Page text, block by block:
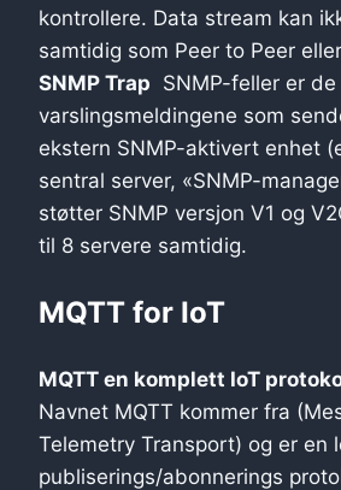
kontrollere. Data stream kan
samtidig som Peer to Peer
SNMP Trap SNMP-feller er
varslingsmeldingene som
ekstern SNMP-aktivert enhet
sentral server, «SNMP-
støtter SNMP versjon V1 og
til 8 servere samtidig.
MQTT for IoT
MQTT en komplett IoT
Navnet MQTT kommer fra
Telemetry Transport) og er en
publiserings/abonnerings